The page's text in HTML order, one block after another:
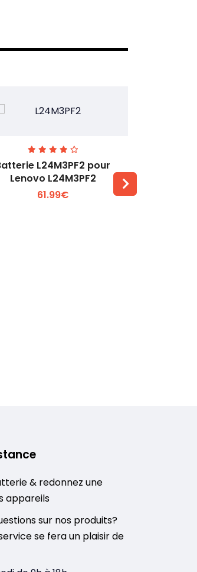
Voir plus +
L24M3PF2 pour
Lenovo L24M3PF2
61.99€
& redonnez une
appareils
sur nos produits?
se fera un plaisir de